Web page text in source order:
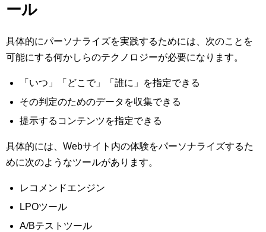
ール
具体的にパーソナライズを実践するためには、次のことを
可能にする何かしらのテクノロジーが必要になります。
「いつ」「どこで」「誰に」を指定できる
その判定のためのデータを収集できる
提示するコンテンツを指定できる
具体的には、Webサイト内の体験をパーソナライズするた
めに次のようなツールがあります。
レコメンドエンジン
LPOツール
A/Bテストツール